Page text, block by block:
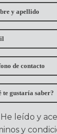
He leído y
y